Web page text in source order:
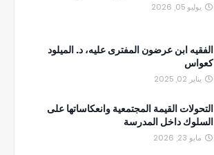
يوليو 05, 2026
الفقيه ابن عرضون المفترى عليه، د. الميلود
كعواس
يناير 02, 2025
التحولات القيمة المجتمعية وانعكاساتها على
السلوك داخل المدرسة
مايو 23, 2026